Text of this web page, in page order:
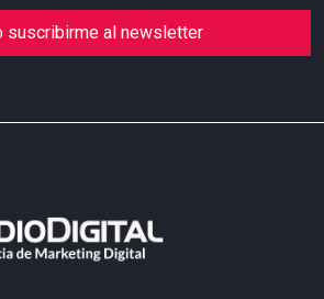
suscribirme al newsletter